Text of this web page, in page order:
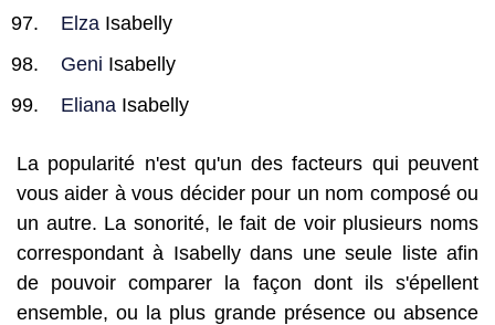
Elza Isabelly
Geni Isabelly
Eliana Isabelly
La popularité n'est qu'un des facteurs qui peuvent
vous aider à vous décider pour un nom composé ou
un autre. La sonorité, le fait de voir plusieurs noms
correspondant à Isabelly dans une seule liste afin
de pouvoir comparer la façon dont ils s'épellent
ensemble, ou la plus grande présence ou absence